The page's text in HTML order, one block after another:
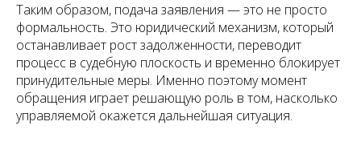
Таким образом, подача заявления — это не просто
формальность. Это юридический механизм, который
останавливает рост задолженности, переводит
процесс в судебную плоскость и временно блокирует
принудительные меры. Именно поэтому момент
обращения играет решающую роль в том, насколько
управляемой окажется дальнейшая ситуация.